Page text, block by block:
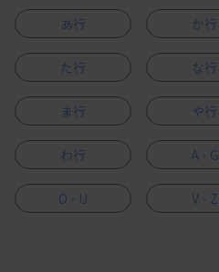
あ行 か行
た行 な行
ま行 や行
わ行 A - G
O - U V - Z